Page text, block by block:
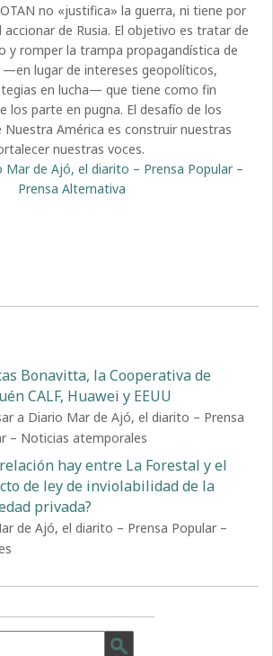
no «justifica» la guerra, ni tiene por
de Rusia. El objetivo es tratar de
y romper la trampa propagandística de
lugar de intereses geopolíticos,
en lucha— que tiene como fin
los parte en pugna. El desafío de los
Nuestra América es construir nuestras
nuestras voces.
Mar de Ajó, el diarito – Prensa Popular –
Prensa Alternativa
Bonavitta, la Cooperativa de
CALF, Huawei y EEUU
a Diario Mar de Ajó, el diarito – Prensa
– Noticias atemporales
hay entre La Forestal y el
de ley de inviolabilidad de la
privada?
de Ajó, el diarito – Prensa Popular –